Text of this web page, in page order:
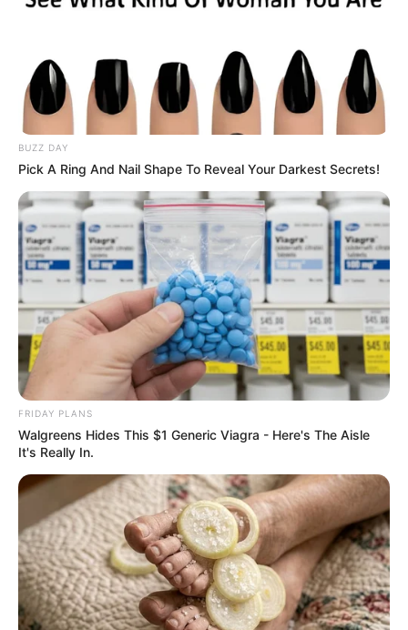
BUZZ DAY
Pick A Ring And Nail Shape To Reveal Your Darkest Secrets!
FRIDAY PLANS
Walgreens Hides This $1 Generic Viagra - Here's The Aisle
It's Really In.